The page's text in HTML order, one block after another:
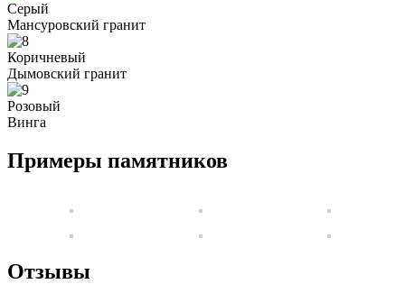
Серый
Мансуровский гранит
Коричневый
Дымовский гранит
Розовый
Винга
Примеры памятников
Отзывы